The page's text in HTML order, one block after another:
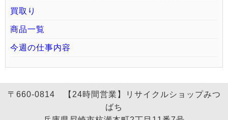
買取り
商品一覧
今週の仕事内容
〒660-0814 【24時間営業】リサイクルショップみつ
ばち